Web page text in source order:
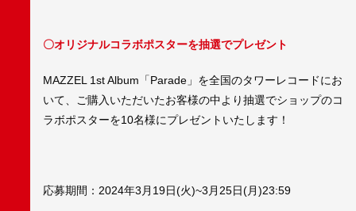
〇オリジナルコラボポスターを抽選でプレゼント
MAZZEL 1st Album「Parade」を全国のタワーレコードにお
いて、ご購入いただいたお客様の中より抽選でショップのコ
ラボポスターを10名様にプレゼントいたします！
応募期間：2024年3月19日(火)~3月25日(月)23:59